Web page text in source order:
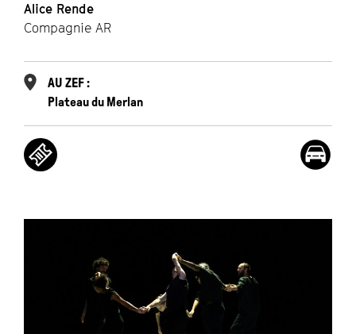
Alice Rende
Compagnie AR
AU ZEF :
Plateau du Merlan